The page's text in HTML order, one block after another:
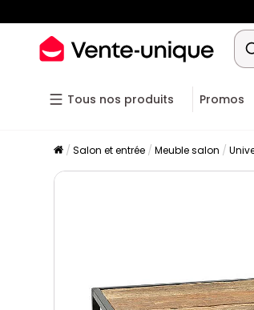
Tous nos produits Promos
Salon et entrée Meuble salon